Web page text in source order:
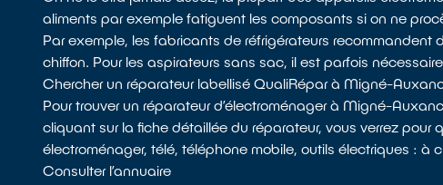
aliments par exemple fatiguent les composants si on ne
Par exemple, les fabricants de réfrigérateurs recommandent
chiffon. Pour les aspirateurs sans sac, il est parfois
Chercher un réparateur labellisé QualiRépar à Migné-
Pour trouver un réparateur d’électroménager à Migné-
cliquant sur la fiche détaillée du réparateur, vous verrez
électroménager, télé, téléphone mobile, outils électriques : à
Consulter l’annuaire